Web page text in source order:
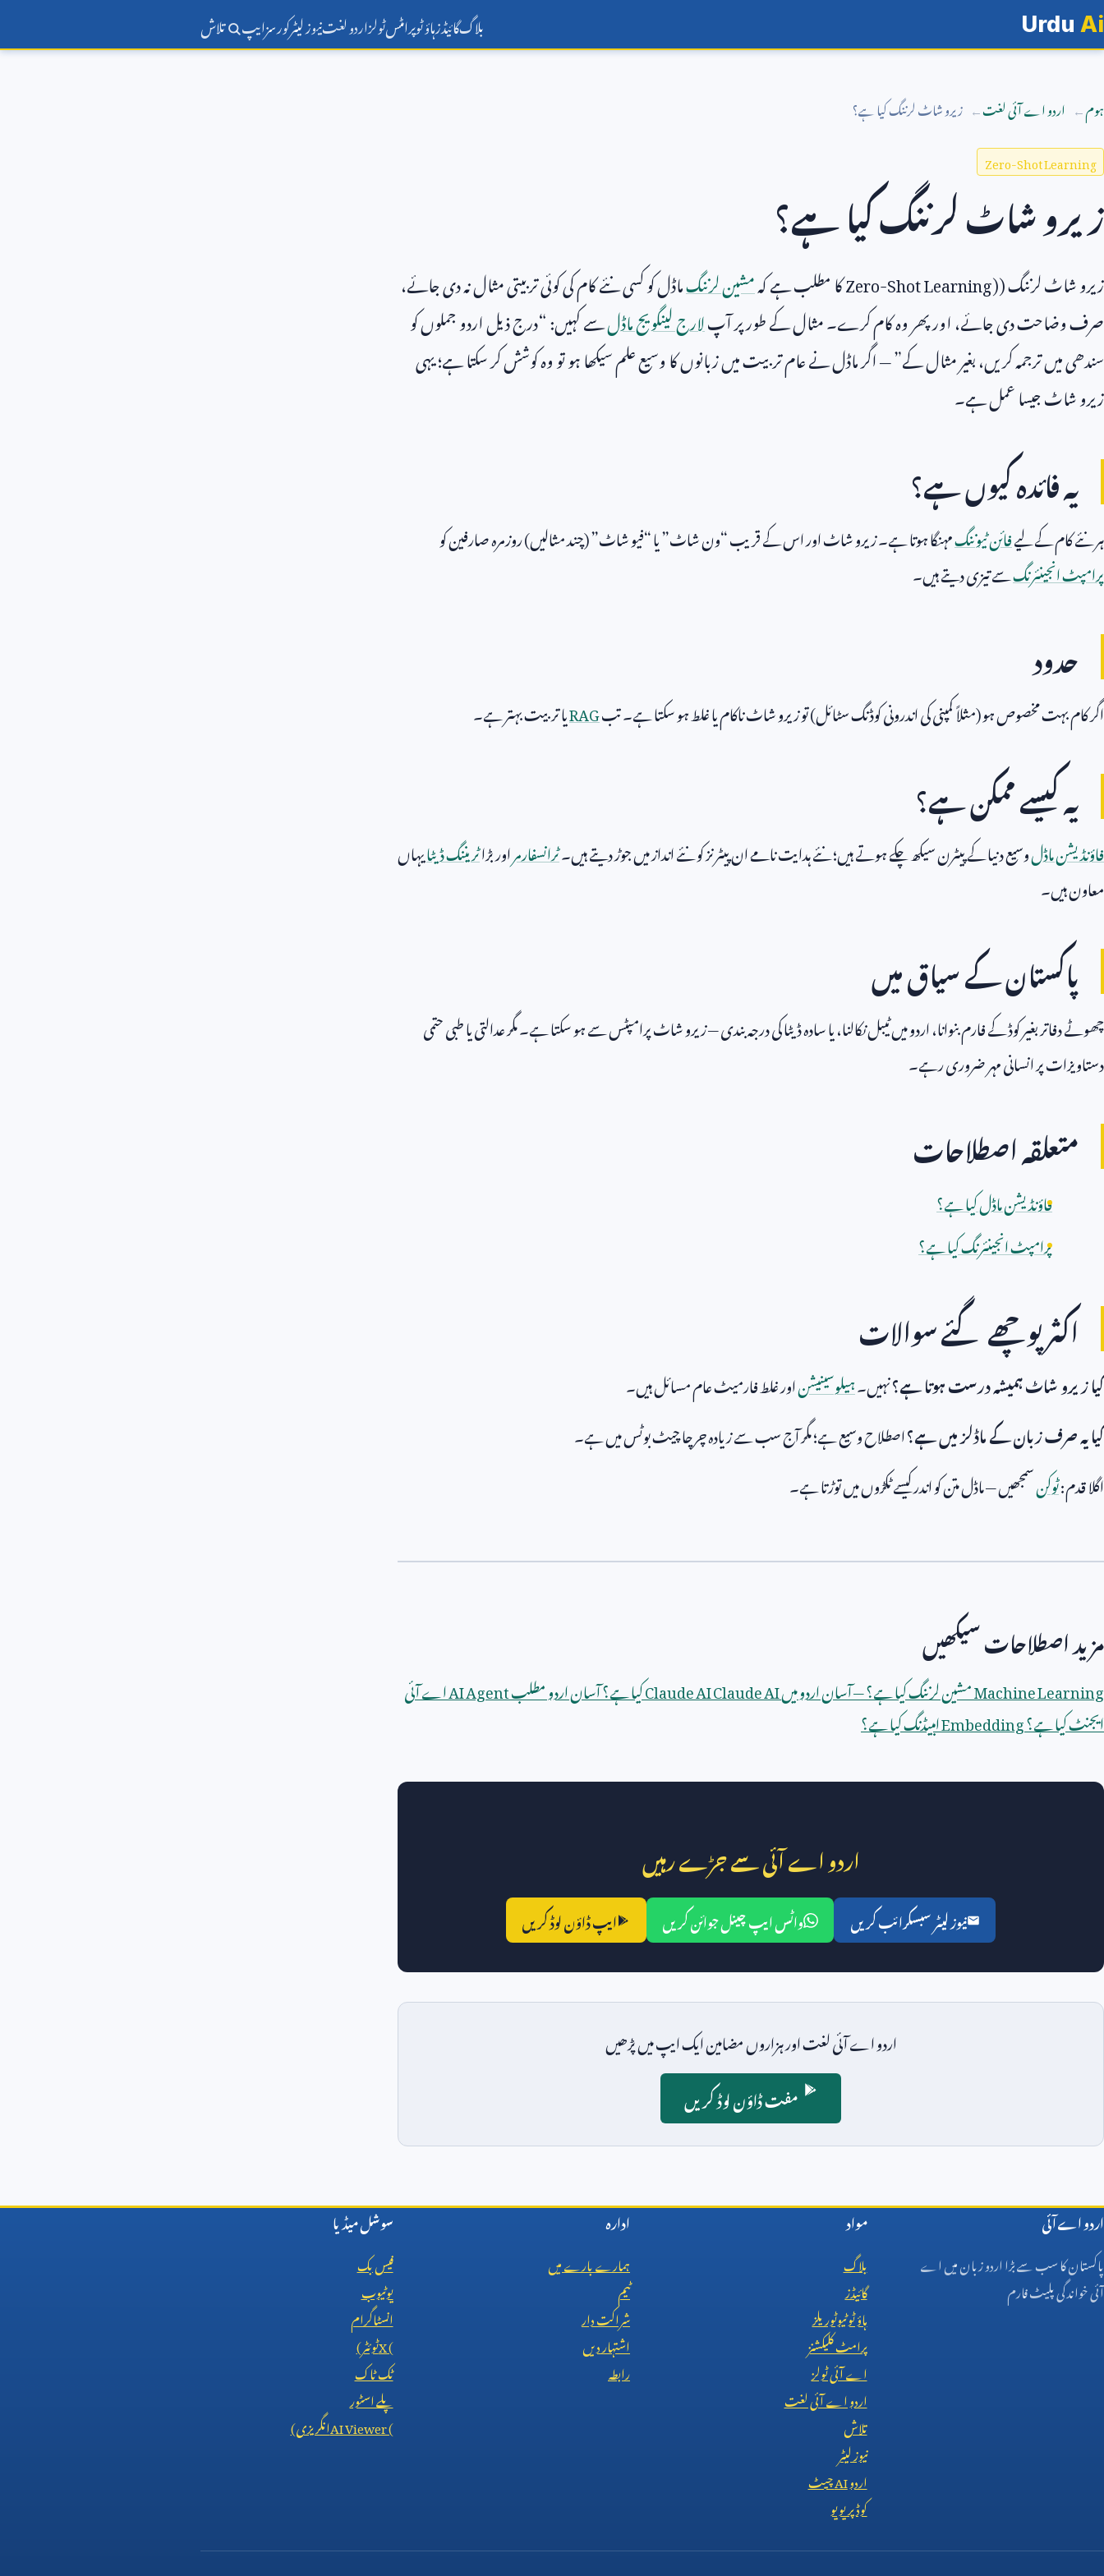
Urdu Ai بلاگگائیڈزہاؤ ٹوپرامٹسٹولزاردو لغتنیوز لیٹرکورسزایپ تلاش
ہوم اردو اے آئی لغت زیرو شاٹ لرننگ کیا ہے؟
Zero-Shot Learning
زیرو شاٹ لرننگ کیا ہے؟
زیرو شاٹ لرننگ (Zero-Shot Learning)کا مطلب ہے کہمشین لرننگماڈل کو کسی نئے کام کی کوئی تربیتی مثال نہ دی جائے،
صرف وضاحت دی جائے، اور پھر وہ کام کرے۔ مثال کے طور پر آپلارج لینگویج ماڈلسے کہیں: “درج ذیل اردو جملوں کو
سندھی میں ترجمہ کریں، بغیر مثال کے” — اگر ماڈل نے عام تربیت میں زبانوں کا وسیع علم سیکھا ہو تو وہ کوشش کر سکتا ہے؛ یہی
زیرو شاٹ جیسا عمل ہے۔
یہ فائدہ کیوں ہے؟
ہر نئے کام کے لیےفائن ٹیوننگمہنگا ہوتا ہے۔ زیرو شاٹ اور اس کے قریب “ون شاٹ” یا “فیو شاٹ” (چند مثالیں) روزمرہ صارفین کو
پرامپٹ انجینئرنگسے تیزی دیتے ہیں۔
حدود
اگر کام بہت مخصوص ہو (مثلاً کمپنی کی اندرونی کوڈنگ سٹائل) تو زیرو شاٹ ناکام یا غلط ہو سکتا ہے۔ تبRAGیا تربیت بہتر ہے۔
یہ کیسے ممکن ہے؟
فاؤنڈیشن ماڈلوسیع دنیا کے پیٹرن سیکھ چکے ہوتے ہیں؛ نئے ہدایت نامے ان پیٹرنز کو نئے انداز میں جوڑ دیتے ہیں۔ٹرانسفارمراور بڑاٹریننگ ڈیٹایہاں
معاون ہیں۔
پاکستان کے سیاق میں
چھوٹے دفاتر بغیر کوڈ کے فارم بنوانا، اردو میں ٹیبل نکالنا، یا سادہ ڈیٹا کی درجہ بندی — زیرو شاٹ پرامپٹس سے ہو سکتا ہے۔ مگر عدالتی یا طبی حتمی
دستاویزات پر انسانی مہر ضروری رہے۔
متعلقہ اصطلاحات
فاؤنڈیشن ماڈل کیا ہے؟
پرامپٹ انجینئرنگ کیا ہے؟
اکثر پوچھے گئے سوالات
کیا زیرو شاٹ ہمیشہ درست ہوتا ہے؟نہیں۔ہیلوسینیشناور غلط فارمیٹ عام مسائل ہیں۔
کیا یہ صرف زبان کے ماڈلز میں ہے؟اصطلاح وسیع ہے؛ مگر آج سب سے زیادہ چرچا چیٹ بوٹس میں ہے۔
اگلا قدم:ٹوکنسمجھیں — ماڈل متن کو اندر کیسے ٹکڑوں میں توڑتا ہے۔
مزید اصطلاحات سیکھیں
Machine Learningمشین لرننگ کیا ہے؟ — آسان اردو میںClaude AI
Claude AIکیا ہے؟ آسان اردو مطلبAI Agentاے آئی
ایجنٹ کیا ہے؟Embeddingامبیڈنگ کیا ہے؟
اردو اے آئی سے جڑے رہیں
نیوز لیٹر سبسکرائب کریں واٹس ایپ چینل جوائن کریں ایپ ڈاؤن لوڈ کریں
اردو اے آئی لغت اور ہزاروں مضامین ایک ایپ میں پڑھیں
مفت ڈاؤن لوڈ کریں
اردو اے آئی
پاکستان کا سب سے بڑا اردو زبان میں اے
آئی خواندگی پلیٹ فارم
مواد
بلاگ
گائیڈز
ہاؤ ٹو ٹیوٹوریلز
پرامٹ کلیکشنز
اے آئی ٹولز
اردو اے آئی لغت
تلاش
نیوز لیٹر
اردوAIچیٹ
کوڈ پریویو
ادارہ
ہمارے بارے میں
ٹیم
شراکت دار
اشتہار دیں
رابطہ
سوشل میڈیا
فیس بک
یوٹیوب
انسٹاگرام
X (ٹوئٹر)
ٹک ٹاک
پلے اسٹور
AI Viewer (انگریزی)